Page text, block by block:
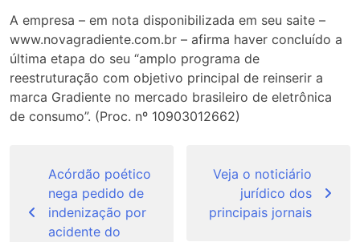
A empresa – em nota disponibilizada em seu saite –
www.novagradiente.com.br – afirma haver concluído a
última etapa do seu “amplo programa de
reestruturação com objetivo principal de reinserir a
marca Gradiente no mercado brasileiro de eletrônica
de consumo”. (Proc. nº 10903012662)
Post
Acórdão poético
nega pedido de
indenização por
acidente do
Veja o noticiário
jurídico dos
principais jornais